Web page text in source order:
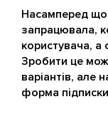
Насамперед
запрацювала,
користувача, а
Зробити це
варіантів, але
форма